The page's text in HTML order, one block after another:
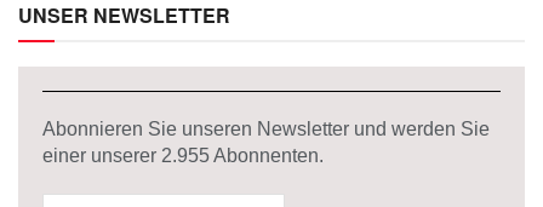
UNSER NEWSLETTER
Abonnieren Sie unseren Newsletter und werden Sie
einer unserer 2.955Abonnenten.